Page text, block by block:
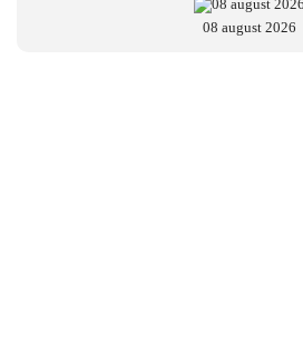
08 august 2026